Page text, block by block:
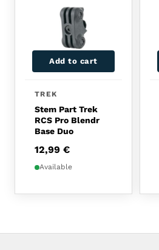
Add to cart
TREK
Stem Part Trek
RCS Pro Blendr
Base Duo
12,99 €
Available